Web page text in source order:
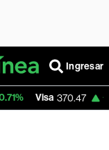
Ingresar
+0.52%